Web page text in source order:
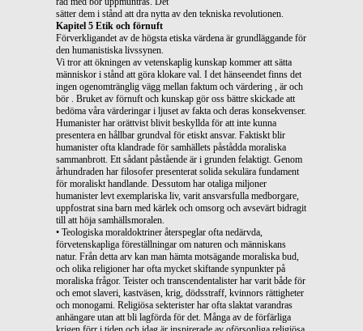
sätter dem i stånd att dra nytta av den tekniska revolutionen.
Kapitel 5 Etik och förnuft
Förverkligandet av de högsta etiska värdena är grundläggande för
den humanistiska livssynen.
Vi tror att ökningen av vetenskaplig kunskap kommer att sätta
människor i stånd att göra klokare val. I det hänseendet finns det
ingen ogenomtränglig vägg mellan faktum och värdering , är och
bör . Bruket av förnuft och kunskap gör oss bättre skickade att
bedöma våra värderingar i ljuset av fakta och deras konsekvenser.
Humanister har orättvist blivit beskyllda för att inte kunna
presentera en hållbar grundval för etiskt ansvar. Faktiskt blir
humanister ofta klandrade för samhällets påstådda moraliska
sammanbrott. Ett sådant påstående är i grunden felaktigt. Genom
århundraden har filosofer presenterat solida sekulära fundament
för moraliskt handlande. Dessutom har otaliga miljoner
humanister levt exemplariska liv, varit ansvarsfulla medborgare,
uppfostrat sina barn med kärlek och omsorg och avsevärt bidragit
till att höja samhällsmoralen.
• Teologiska moraldoktriner återspeglar ofta nedärvda,
förvetenskapliga föreställningar om naturen och människans
natur. Från detta arv kan man hämta motsägande moraliska bud,
och olika religioner har ofta mycket skiftande synpunkter på
moraliska frågor. Teister och transcendentalister har varit både för
och emot slaveri, kastväsen, krig, dödsstraff, kvinnors rättigheter
och monogami. Religiösa sekterister har ofta slaktat varandras
anhängare utan att bli lagförda för det. Många av de förfärliga